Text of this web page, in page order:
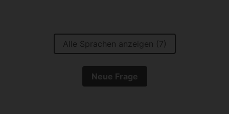
Alle Sprachen anzeigen (7)
Neue Frage